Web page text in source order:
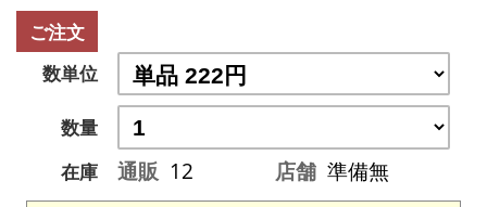
ご注文
数単位
数量
在庫
通販 12 店舗 準備無